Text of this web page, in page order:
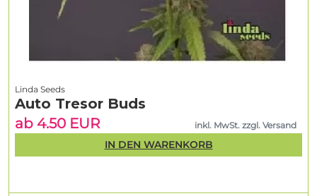
Linda Seeds
Auto Tresor Buds
ab 4.50 EUR
inkl. MwSt. zzgl. Versand
IN DEN WARENKORB